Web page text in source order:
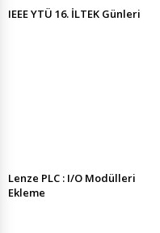
IEEE YTÜ 16. İLTEK Günleri
Lenze PLC : I/O Modülleri
Ekleme